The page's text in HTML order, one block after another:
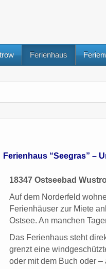
Ferienhaus
Ferienhaus “Seegras” –
18347 Ostseebad
Auf dem Norderfeld
Ferienhäuser zur Miete
Ostsee. An manchen
Das Ferienhaus steht
grenzt eine
oder mit dem Buch oder